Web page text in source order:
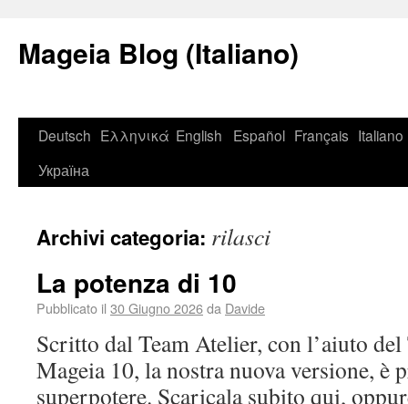
Mageia Blog (Italiano)
Deutsch Ελληνικά English Español Français Italiano
Україна
Archivi categoria: rilasci
La potenza di 10
Pubblicato il 30 Giugno 2026da Davide
Scritto dal Team Atelier, con l’aiuto del
Mageia 10, la nostra nuova versione, è
superpotere. Scaricala subito qui,